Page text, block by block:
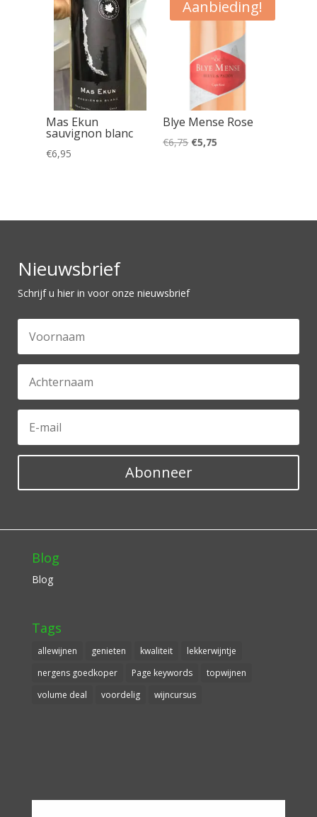
Mas Ekun
sauvignon blanc
€6,95
Aanbieding!
Blye Mense Rose
€6,75 Oorspronkelijke
€5,75
Nieuwsbrief
Schrijf u hier in voor onze nieuwsbrief
Abonneer
Blog
Blog
Tags
allewijnen genieten kwaliteit
lekkerwijntje
nergens goedkoper
Page keywords
topwijnen
volume deal
voordelig wijncursus